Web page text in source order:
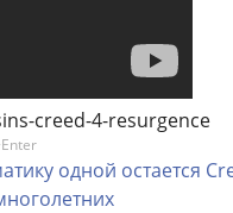
creed-4-resurgence
одной остается